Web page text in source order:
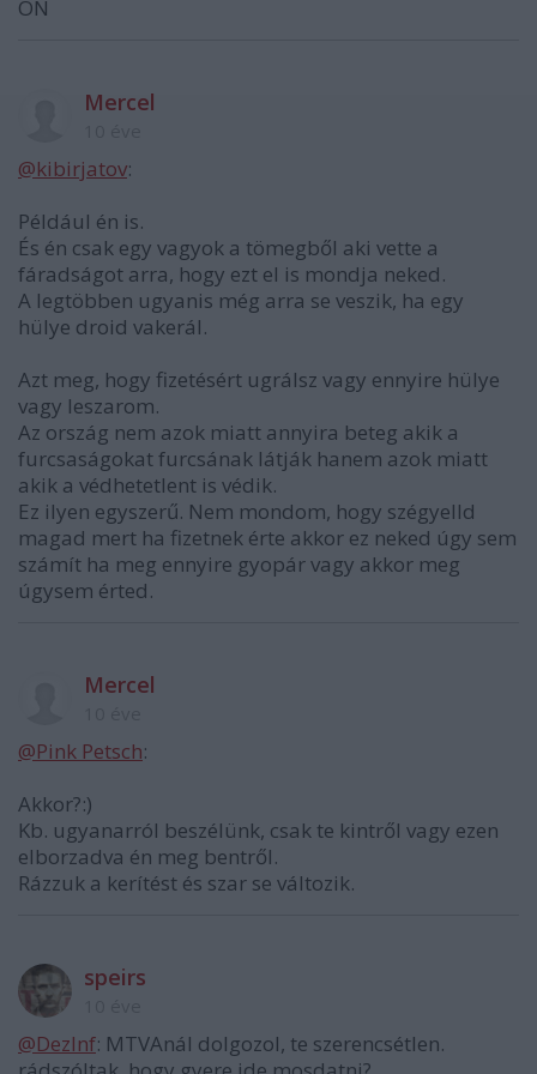
ON
Mercel
@kibirjatov:
Például én is.
És én csak egy vagyok a tömegből aki vette a
fáradságot arra, hogy ezt el is mondja neked.
A legtöbben ugyanis még arra se veszik, ha egy
hülye droid vakerál.
Azt meg, hogy fizetésért ugrálsz vagy ennyire hülye
vagy leszarom.
Az ország nem azok miatt annyira beteg akik a
furcsaságokat furcsának látják hanem azok miatt
akik a védhetetlent is védik.
Ez ilyen egyszerű. Nem mondom, hogy szégyelld
magad mert ha fizetnek érte akkor ez neked úgy sem
számít ha meg ennyire gyopár vagy akkor meg
úgysem érted.
Mercel
@Pink Petsch:
Akkor?:)
Kb. ugyanarról beszélünk, csak te kintről vagy ezen
elborzadva én meg bentről.
Rázzuk a kerítést és szar se változik.
speirs
@­DezInf: MTVAnál dolgozol, te szerencsétlen.